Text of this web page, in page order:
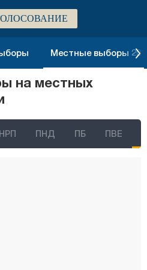
Местные выборы
на местных
НРП ПНД ПБ ПВЕ